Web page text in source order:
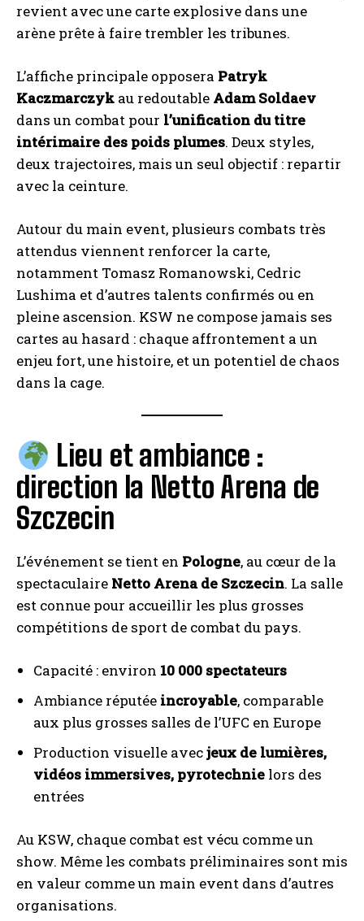
revient avec une carte explosive dans une
arène prête à faire trembler les tribunes.
L’affiche principale opposera Patryk
Kaczmarczyk au redoutable Adam Soldaev
dans un combat pour l’unification du titre
intérimaire des poids plumes. Deux styles,
deux trajectoires, mais un seul objectif : repartir
avec la ceinture.
Autour du main event, plusieurs combats très
attendus viennent renforcer la carte,
notamment Tomasz Romanowski, Cedric
Lushima et d’autres talents confirmés ou en
pleine ascension. KSW ne compose jamais ses
cartes au hasard : chaque affrontement a un
enjeu fort, une histoire, et un potentiel de chaos
dans la cage.
Lieu et ambiance :
direction la Netto Arena de
Szczecin
L’événement se tient en Pologne, au cœur de la
spectaculaire Netto Arena de Szczecin. La salle
est connue pour accueillir les plus grosses
compétitions de sport de combat du pays.
Capacité : environ 10 000 spectateurs
Ambiance réputée incroyable, comparable
aux plus grosses salles de l’UFC en Europe
Production visuelle avecjeux de lumières,
vidéos immersives, pyrotechnie lors des
entrées
Au KSW, chaque combat est vécu comme un
show. Même les combats préliminaires sont mis
en valeur comme un main event dans d’autres
organisations.